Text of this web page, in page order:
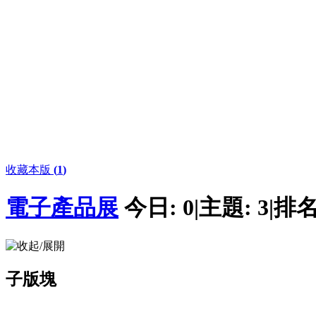
收藏本版 (1)
電子產品展 今日: 0|主題: 3|排
子版塊